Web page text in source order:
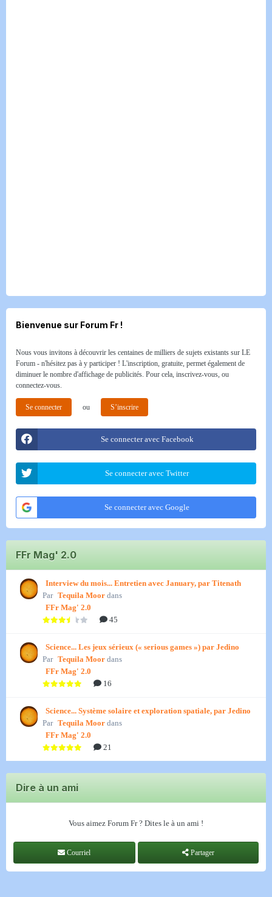
Bienvenue sur Forum Fr !
Nous vous invitons à découvrir les centaines de milliers de sujets existants sur LE
Forum - n'hésitez pas à y participer ! L'inscription, gratuite, permet également de
diminuer le nombre d'affichage de publicités. Pour cela, inscrivez-vous, ou
connectez-vous.
Se connecter ou S’inscrire
Se connecter avec Facebook
Se connecter avec Twitter
Se connecter avec Google
FFr Mag' 2.0
Interview du mois... Entretien avec January, par Titenath
Par Tequila Moor dans
FFr Mag' 2.0
45
Science... Les jeux sérieux (« serious games ») par Jedino
Par Tequila Moor dans
FFr Mag' 2.0
16
Science... Système solaire et exploration spatiale, par Jedino
Par Tequila Moor dans
FFr Mag' 2.0
21
Dire à un ami
Vous aimez Forum Fr ? Dites le à un ami !
Courriel Partager